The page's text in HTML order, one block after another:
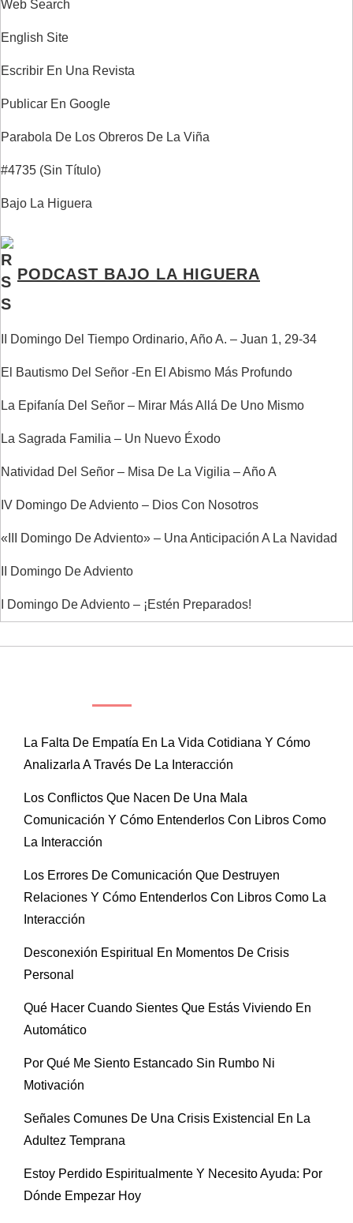
Web Search
English Site
Escribir En Una Revista
Publicar En Google
Parabola De Los Obreros De La Viña
#4735 (sin Título)
Bajo La Higuera
PODCAST BAJO LA HIGUERA
II Domingo Del Tiempo Ordinario, Año A. – Juan 1, 29-34
El Bautismo Del Señor -En El Abismo Más Profundo
La Epifanía Del Señor – Mirar Más Allá De Uno Mismo
La Sagrada Familia – Un Nuevo Éxodo
Natividad Del Señor – Misa De La Vigilia – Año A
IV Domingo De Adviento – Dios Con Nosotros
«III Domingo De Adviento» – Una Anticipación A La Navidad
II Domingo De Adviento
I Domingo De Adviento – ¡Estén Preparados!
La Falta De Empatía En La Vida Cotidiana Y Cómo
Analizarla A Través De La Interacción
Los Conflictos Que Nacen De Una Mala
Comunicación Y Cómo Entenderlos Con Libros Como
La Interacción
Los Errores De Comunicación Que Destruyen
Relaciones Y Cómo Entenderlos Con Libros Como La
Interacción
Desconexión Espiritual En Momentos De Crisis
Personal
Qué Hacer Cuando Sientes Que Estás Viviendo En
Automático
Por Qué Me Siento Estancado Sin Rumbo Ni
Motivación
Señales Comunes De Una Crisis Existencial En La
Adultez Temprana
Estoy Perdido Espiritualmente Y Necesito Ayuda: Por
Dónde Empezar Hoy